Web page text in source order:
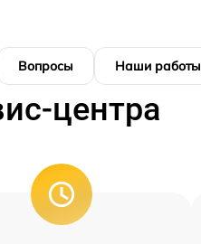
Вопросы Наши работы
центра